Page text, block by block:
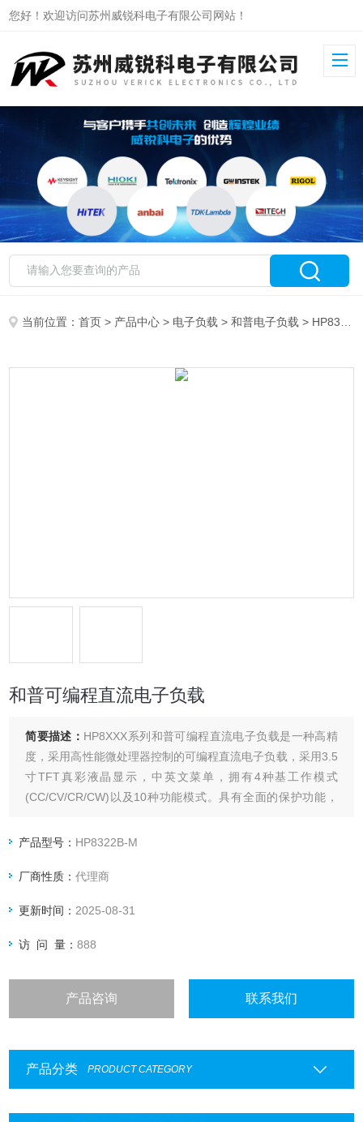
您好！欢迎访问苏州威锐科电子有限公司网站！
当前位置：首页 > 产品中心 > 电子负载 >和普电子负载 > HP8322B-M和普可编程直流电子负载
和普可编程直流电子负载
简要描述： HP8XXX系列和普可编程直流电子负载是一种高精
度，采用高性能微处理器控制的可编程直流电子负载，采用3.5
寸TFT真彩液晶显示，中英文菜单，拥有4种基工作模式
(CC/CV/CR/CW)以及10种功能模式。具有全面的保护功能，
保护，内置丰富的接口，包括RS232,LAN,USB和模拟接口，
产品型号： HP8322B-M
厂商性质：代理商
更新时间： 2025-08-31
访 问 量：888
产品咨询 联系我们
产品分类 PRODUCT CATEGORY